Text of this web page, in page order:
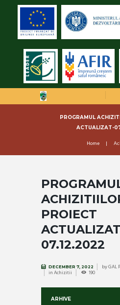
PROGRAMUL
ACTUALIZAT-
Home
PROIECT
07.12.2022
DECEMBER 7, 2022 byGAL
inAchizitii 190
ARHIVE